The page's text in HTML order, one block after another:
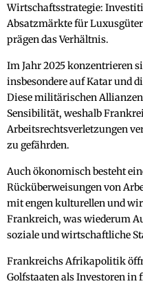
Wirtschaftsstrategie:
Absatzmärkte für
prägen das Verhältnis.
Im Jahr 2025 konzentrieren
insbesondere auf Katar und
Diese militärischen
Sensibilität, weshalb
Arbeitsrechtsverletzungen
zu gefährden.
Auch ökonomisch besteht
Rücküberweisungen von
mit engen kulturellen und
Frankreich, was wiederum
soziale und wirtschaftliche
Frankreichs Afrikapolitik
Golfstaaten als Investoren in